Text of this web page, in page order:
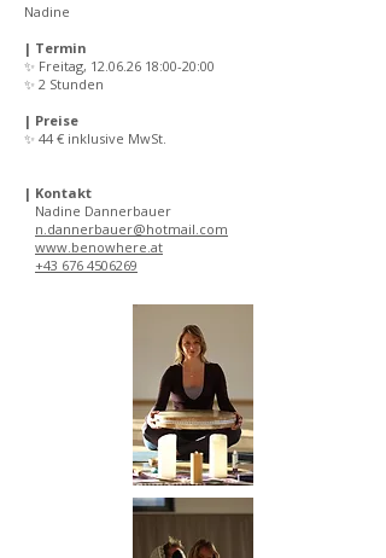
Nadine
| Termin
✨ Freitag, 12.06.26 18:00-20:00
✨ 2 Stunden
| Preise
✨ 44 € inklusive MwSt.
| Kontakt
Nadine Dannerbauer
n.dannerbauer@hotmail.com
www.benowhere.at
+43 676 4506269